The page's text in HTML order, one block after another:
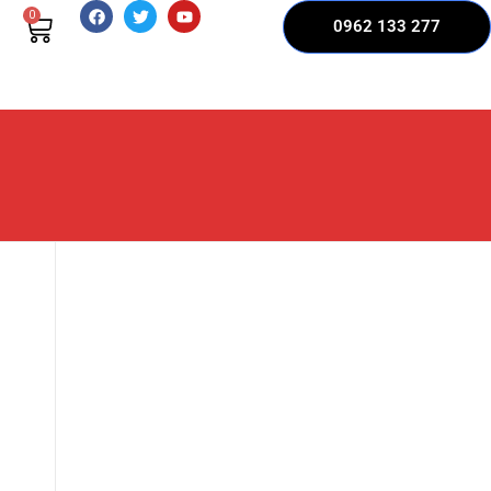
0
0962 133 277